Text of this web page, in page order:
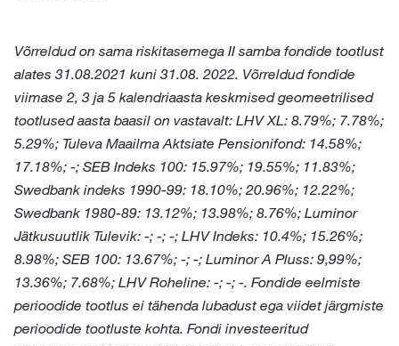
Võrreldud on sama riskitasemega II samba fondide tootlust
alates 31.08.2021 kuni 31.08. 2022. Võrreldud fondide
viimase 2, 3 ja 5 kalendriaasta keskmised geomeetrilised
tootlused aasta baasil on vastavalt: LHV XL: 8.79%; 7.78%;
5.29%; Tuleva Maailma Aktsiate Pensionifond: 14.58%;
17.18%; -; SEB Indeks 100: 15.97%; 19.55%; 11.83%;
Swedbank indeks 1990-99: 18.10%; 20.96%; 12.22%;
Swedbank 1980-89: 13.12%; 13.98%; 8.76%; Luminor
Jätkusuutlik Tulevik: -; -; -; LHV Indeks: 10.4%; 15.26%;
8.98%; SEB 100: 13.67%; -; -; Luminor A Pluss: 9,99%;
13.36%; 7.68%; LHV Roheline: -; -; -. Fondide eelmiste
perioodide tootlus ei tähenda lubadust ega viidet järgmiste
perioodide tootluste kohta. Fondi investeeritud